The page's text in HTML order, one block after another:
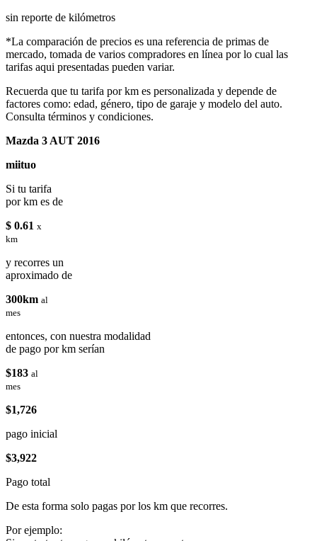
sin reporte de kilómetros
*La comparación de precios es una referencia de primas de
mercado, tomada de varios compradores en línea por lo cual las
tarifas aqui presentadas pueden variar.
Recuerda que tu tarifa por km es personalizada y depende de
factores como: edad, género, tipo de garaje y modelo del auto.
Consulta términos y condiciones.
Mazda 3 AUT 2016
miituo
Si tu tarifa
por km es de
$ 0.61 x
km
y recorres un
aproximado de
300km al
mes
entonces, con nuestra modalidad
de pago por km serían
$183 al
mes
$1,726
pago inicial
$3,922
Pago total
De esta forma solo pagas por los km que recorres.
Por ejemplo: